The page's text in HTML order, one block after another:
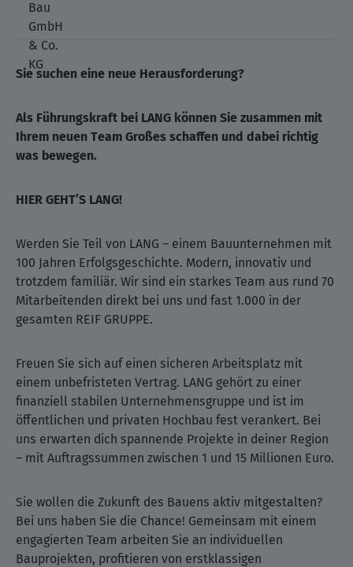
Sie suchen eine neue Herausforderung?
Als Führungskraft bei LANG können Sie zusammen mit
Ihrem neuen Team Großes schaffen und dabei richtig
was bewegen.
HIER GEHT’S LANG!
Werden Sie Teil von LANG – einem Bauunternehmen mit
100 Jahren Erfolgsgeschichte. Modern, innovativ und
trotzdem familiär. Wir sind ein starkes Team aus rund 70
Mitarbeitenden direkt bei uns und fast 1.000 in der
gesamten REIF GRUPPE.
Freuen Sie sich auf einen sicheren Arbeitsplatz mit
einem unbefristeten Vertrag. LANG gehört zu einer
finanziell stabilen Unternehmensgruppe und ist im
öffentlichen und privaten Hochbau fest verankert. Bei
uns erwarten dich spannende Projekte in deiner Region
– mit Auftragssummen zwischen 1 und 15 Millionen Euro.
Sie wollen die Zukunft des Bauens aktiv mitgestalten?
Bei uns haben Sie die Chance! Gemeinsam mit einem
engagierten Team arbeiten Sie an individuellen
Bauprojekten, profitieren von erstklassigen